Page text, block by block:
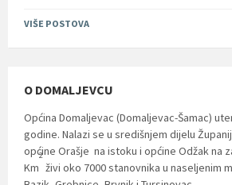
VIŠE POSTOVA
O DOMALJEVCU
Općina Domaljevac (Domaljevac-Šamac)
godine. Nalazi se u središnjem dijelu
općine Orašje na istoku i općine Odžak na
Km
2
živi oko 7000 stanovnika u naseljenim